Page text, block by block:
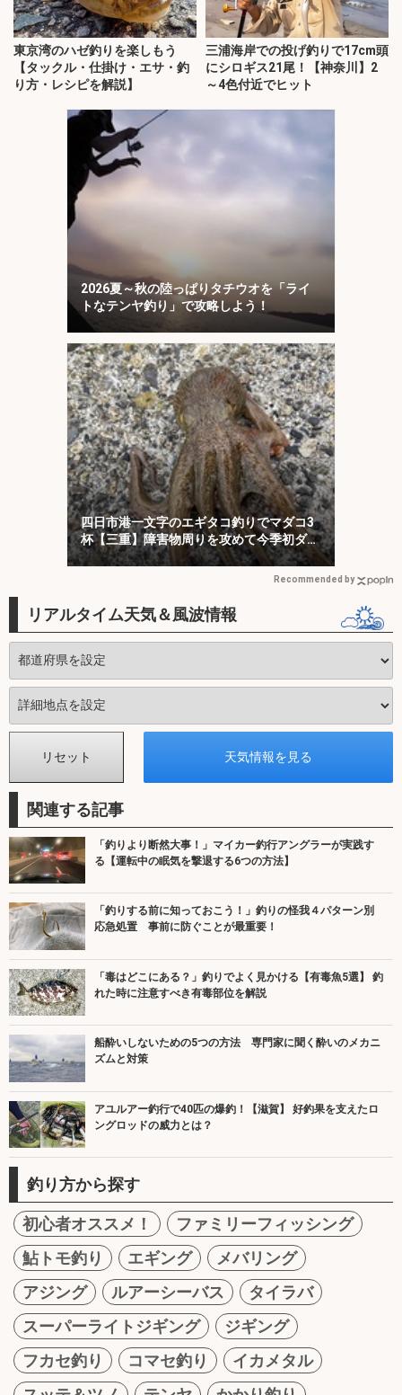
東京湾のハゼ釣りを楽しもう
【タックル・仕掛け・エサ・釣
り方・レシピを解説】
三浦海岸での投げ釣りで17cm頭
にシロギス21尾！【神奈川】2
～4色付近でヒット
2026夏～秋の陸っぱりタチウオを「ライ
トなテンヤ釣り」で攻略しよう！
四日市港一文字のエギタコ釣りでマダコ3
杯【三重】障害物周りを攻めて今季初ダコ
をキャッチ！
Recommended by
リアルタイム天気＆風波情報
関連する記事
「釣りより断然大事！」マイカー釣行アングラーが実践す
る【運転中の眠気を撃退する6つの方法】
「釣りする前に知っておこう！」釣りの怪我４パターン別
応急処置 事前に防ぐことが最重要！
「毒はどこにある？」釣りでよく見かける【有毒魚5選】 釣
れた時に注意すべき有毒部位を解説
船酔いしないための5つの方法 専門家に聞く酔いのメカニ
ズムと対策
アユルアー釣行で40匹の爆釣！【滋賀】 好釣果を支えたロ
ングロッドの威力とは？
釣り方から探す
初心者オススメ！
ファミリーフィッシング
鮎トモ釣り
エギング
メバリング
アジング
ルアーシーバス
タイラバ
スーパーライトジギング
ジギング
フカセ釣り
コマセ釣り
イカメタル